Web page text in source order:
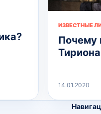
ИЗВЕСТНЫЕ
Почему
14.01.2020